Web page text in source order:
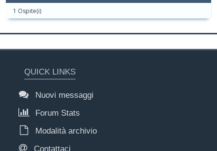
1 Ospite(i)
QUICK LINKS
Nuovi messaggi
Forum Stats
Modalità archivio
Contattaci